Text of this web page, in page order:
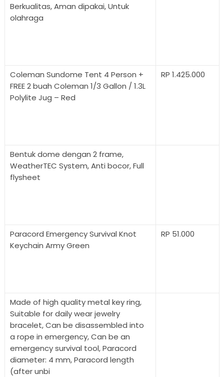
Berkualitas, Aman dipakai, Untuk
olahraga
Coleman Sundome Tent 4 Person +
FREE 2 buah Coleman 1/3 Gallon / 1.3L
Polylite Jug – Red
RP 1.425.000
Bentuk dome dengan 2 frame,
WeatherTEC System, Anti bocor, Full
flysheet
Paracord Emergency Survival Knot
Keychain Army Green
RP 51.000
Made of high quality metal key ring,
Suitable for daily wear jewelry
bracelet, Can be disassembled into
a rope in emergency, Can be an
emergency survival tool, Paracord
diameter: 4 mm, Paracord length
(after unbi